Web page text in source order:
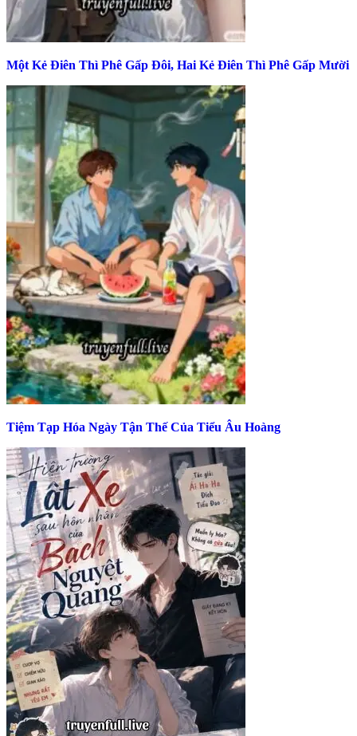
Một Kẻ Điên Thì Phê Gấp Đôi, Hai Kẻ Điên Thì Phê Gấp Mười
Tiệm Tạp Hóa Ngày Tận Thế Của Tiểu Âu Hoàng